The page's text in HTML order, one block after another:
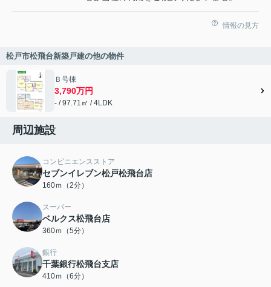
情報の見方
松戸市松飛台新築戸建の他の物件
Ｂ号棟
3,790万円
- / 97.71㎡ / 4LDK
周辺施設
コンビニエンスストア
セブンイレブン松戸松飛台店
160ｍ（2分）
スーパー
ベルクス松飛台店
360ｍ（5分）
銀行
千葉銀行松飛台支店
410ｍ（6分）